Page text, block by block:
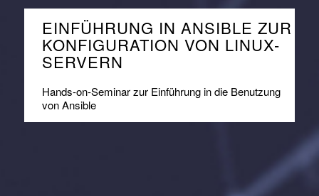
EINFÜHRUNG IN ANSIBLE ZUR
KONFIGURATION VON LINUX-
SERVERN
Hands-on-Seminar zur Einführung in die Benutzung
von Ansible